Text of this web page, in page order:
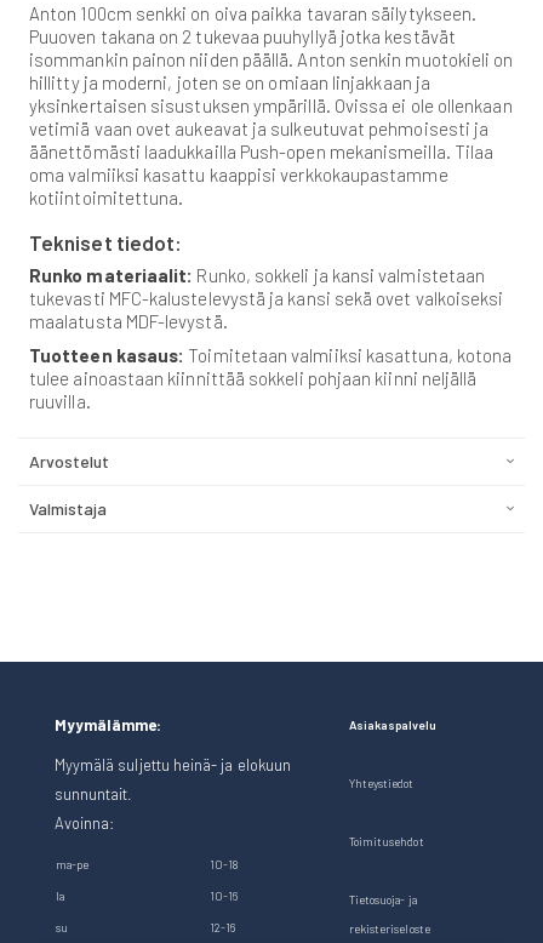
Anton 100cm senkki on oiva paikka tavaran säilytykseen.
Puuoven takana on 2 tukevaa puuhyllyä jotka kestävät
isommankin painon niiden päällä. Anton senkin muotokieli on
hillitty ja moderni, joten se on omiaan linjakkaan ja
yksinkertaisen sisustuksen ympärillä. Ovissa ei ole ollenkaan
vetimiä vaan ovet aukeavat ja sulkeutuvat pehmoisesti ja
äänettömästi laadukkailla Push-open mekanismeilla. Tilaa
oma valmiiksi kasattu kaappisi verkkokaupastamme
kotiintoimitettuna.
Tekniset tiedot:
Runko materiaalit: Runko, sokkeli ja kansi valmistetaan
tukevasti MFC-kalustelevystä ja kansi sekä ovet valkoiseksi
maalatusta MDF-levystä.
Tuotteen kasaus: Toimitetaan valmiiksi kasattuna, kotona
tulee ainoastaan kiinnittää sokkeli pohjaan kiinni neljällä
ruuvilla.
Arvostelut
Valmistaja
Myymälämme:
Myymälä suljettu heinä- ja elokuun
sunnuntait.
Avoinna:
ma-pe 10-18
la 10-16
su 12-16
Asiakaspalvelu
Yhteystiedot
Toimitusehdot
Tietosuoja- ja
rekisteriseloste